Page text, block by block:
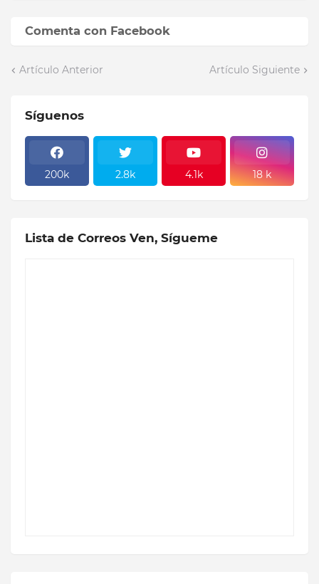
Comenta con Facebook
Artículo Anterior Artículo Siguiente
Síguenos
200k 2.8k 4.1k 18 k
Lista de Correos Ven, Sígueme